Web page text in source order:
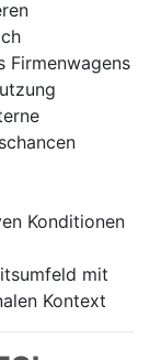
Firmenwagens
Konditionen
mit
Kontext